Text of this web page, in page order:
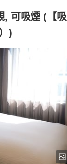
, 可吸煙 (【吸
)